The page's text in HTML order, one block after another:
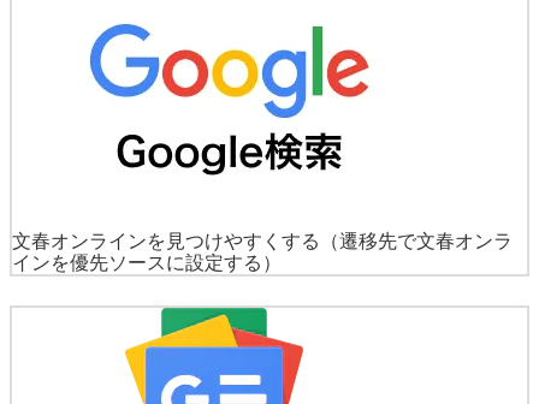
文春オンラインを見つけやすくする
（遷移先で文春オンラ
インを優先ソースに設定する）